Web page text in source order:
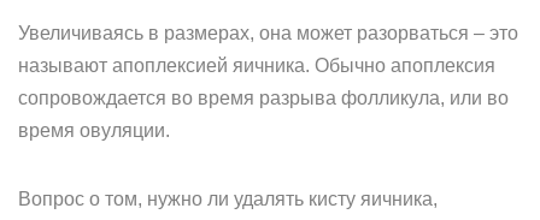
Увеличиваясь в размерах, она может разорваться – это
называют апоплексией яичника. Обычно апоплексия
сопровождается во время разрыва фолликула, или во
время овуляции.
Вопрос о том, нужно ли удалять кисту яичника,